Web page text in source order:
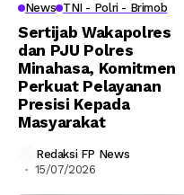
News TNI - Polri - Brimob
Sertijab Wakapolres
dan PJU Polres
Minahasa, Komitmen
Perkuat Pelayanan
Presisi Kepada
Masyarakat
Redaksi FP News
15/07/2026